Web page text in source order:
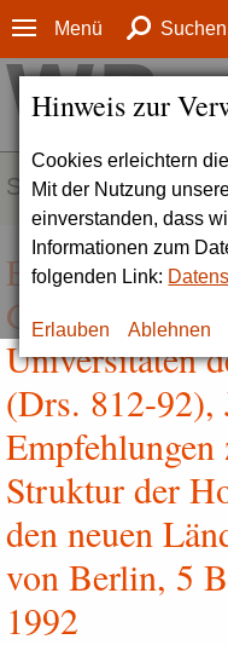
Hinweis zur
Cookies erleichtern
Mit der Nutzung
einverstanden, dass
Informationen zum
folgenden Link:
Erlauben Ablehnen
Menü Suchen
SERVICE
Empfehlungen
Universitäten
(Drs. 812-92),
Struktur der
den neuen
von Berlin, 5
1992